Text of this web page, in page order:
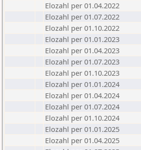
Elozahl per 01.04.2022
Elozahl per 01.07.2022
Elozahl per 01.10.2022
Elozahl per 01.01.2023
Elozahl per 01.04.2023
Elozahl per 01.07.2023
Elozahl per 01.10.2023
Elozahl per 01.01.2024
Elozahl per 01.04.2024
Elozahl per 01.07.2024
Elozahl per 01.10.2024
Elozahl per 01.01.2025
Elozahl per 01.04.2025